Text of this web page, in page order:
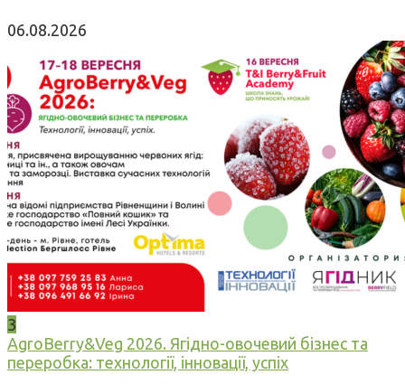
06.08.2026
3
AgroBerry&Veg 2026. Ягідно-овочевий бізнес та
переробка: технології, інновації, успіх